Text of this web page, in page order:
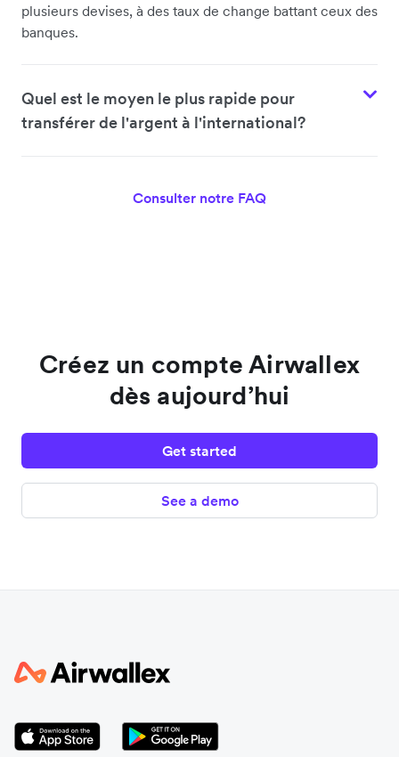
plusieurs devises, à des taux de change battant ceux des
banques.
Quel est le moyen le plus rapide pour
transférer de l'argent à l'international?
Consulter notre FAQ
Créez un compte Airwallex
dès aujourd’hui
Get started
See a demo